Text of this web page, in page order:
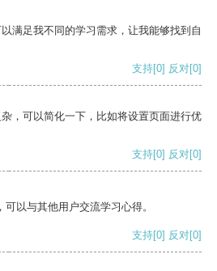
满足我不同的学习需求，让我能够找到自
支持[0] 反对[0]
，可以简化一下，比如将设置页面进行优
支持[0] 反对[0]
以与其他用户交流学习心得。
支持[0] 反对[0]